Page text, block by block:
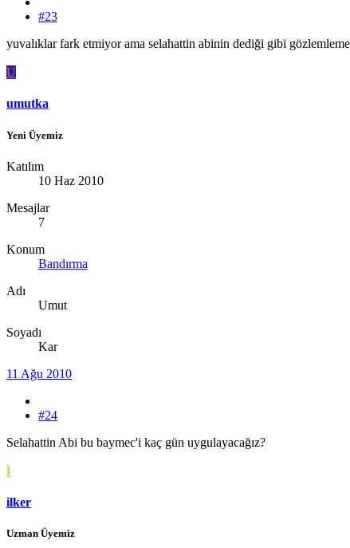
#23
yuvalıklar fark etmiyor ama selahattin abinin dediği gibi
U
umutka
Yeni Üyemiz
Katılım
10 Haz 2010
Mesajlar
7
Konum
Bandırma
Adı
Umut
Soyadı
Kar
11 Ağu 2010
#24
Selahattin Abi bu baymec'i kaç gün uygulayacağız?
I
ilker
Uzman Üyemiz